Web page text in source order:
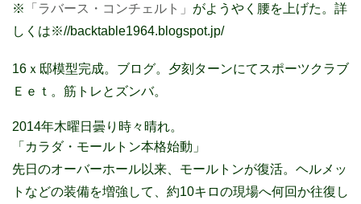
※
「ラバース・コンチェルト」 がようやく腰を上げた。詳
しくは※//backtable1964.blogspot.jp/
16ｘ邸模型完成。ブログ。夕刻ターンにてスポーツクラブ
Ｅｅｔ。筋トレとズンバ。
2014年木曜日曇り時々晴れ。
「カラダ・モールトン本格始動」
先日のオーバーホール以来、モールトンが復活。ヘルメッ
トなどの装備を増強して、約10キロの現場へ何回か往復し